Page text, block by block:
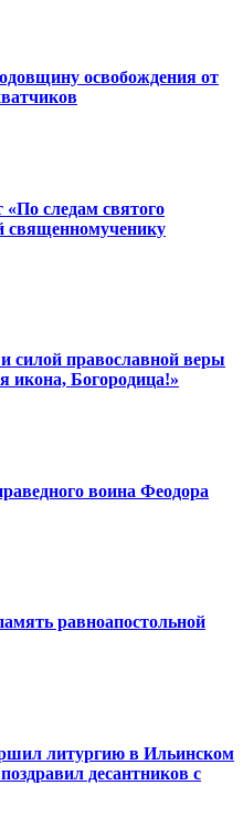
освобождения от
«По следам святого
силой православной веры
икона, Богородица!»
воина Феодора
равноапостольной
литургию в Ильинском
десантников с